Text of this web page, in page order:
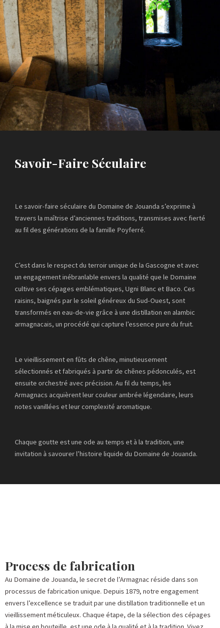
Savoir-Faire Séculaire
Le savoir-faire séculaire du Domaine de Jouanda s’exprime à
travers la maîtrise d’anciennes traditions, transmises avec fierté
au fil des générations de la famille Poyferré.
C’est dans le respect du terroir unique de la Gascogne et avec
un engagement inébranlable envers la qualité que le Domaine
cultive ses cépages emblématiques, Ugni Blanc et Baco. Ces
raisins, baignés par le soleil généreux du Sud-Ouest, sont
transformés en eau-de-vie grâce à une distillation en alambic
armagnacais, un procédé qui capture l’essence pure du fruit.
Le vieillissement en fûts de chêne, minutieusement
sélectionnés et fabriqués à partir de chênes pédonculés, est
ensuite orchestré avec précision. Au fil du temps, les
Armagnacs acquièrent leur couleur ambrée légendaire, leurs
notes vanillées et leur complexité aromatique.
Chaque goutte est une ode au temps et à la tradition, une
invitation à savourer l’histoire liquide du Domaine de Jouanda.
Process de fabrication
Au Domaine de Jouanda, le secret de l’Armagnac réside dans son
processus de fabrication unique. Depuis 1879, notre engagement
envers l’excellence se traduit par une distillation traditionnelle et un
vieillissement méticuleux. Chaque étape, de la sélection des cépages